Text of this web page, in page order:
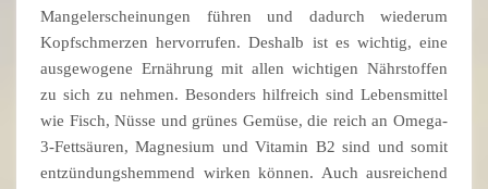
Mangelerscheinungen führen und dadurch wiederum
Kopfschmerzen hervorrufen. Deshalb ist es wichtig, eine
ausgewogene Ernährung mit allen wichtigen Nährstoffen
zu sich zu nehmen. Besonders hilfreich sind Lebensmittel
wie Fisch, Nüsse und grünes Gemüse, die reich an Omega-
3-Fettsäuren, Magnesium und Vitamin B2 sind und somit
entzündungshemmend wirken können. Auch ausreichend